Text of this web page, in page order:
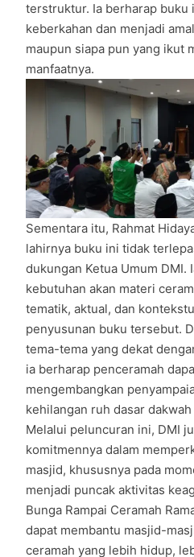
terstruktur. Ia berharap buku
keberkahan dan menjadi
maupun siapa pun yang ikut
manfaatnya.
Sementara itu, Rahmat
lahirnya buku ini tidak
dukungan Ketua Umum DMI.
kebutuhan akan materi
tematik, aktual, dan
penyusunan buku tersebut.
tema-tema yang dekat
ia berharap penceramah
mengembangkan
kehilangan ruh dasar
Melalui peluncuran ini, DMI
komitmennya dalam
masjid, khususnya pada
menjadi puncak aktivitas
Bunga Rampai Ceramah
dapat membantu masjid-
ceramah yang lebih hidup,